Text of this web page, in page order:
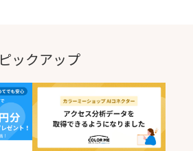
ピックアップ